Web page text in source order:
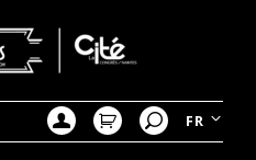
directement
contenu
FR